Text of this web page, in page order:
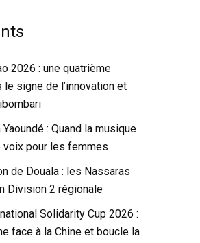
2026 : une quatrième
signe de l’innovation et
: Quand la musique
voix pour les femmes
de Douala : les Nassaras
Division 2 régionale
Solidarity Cup 2026 :
face à la Chine et boucle la